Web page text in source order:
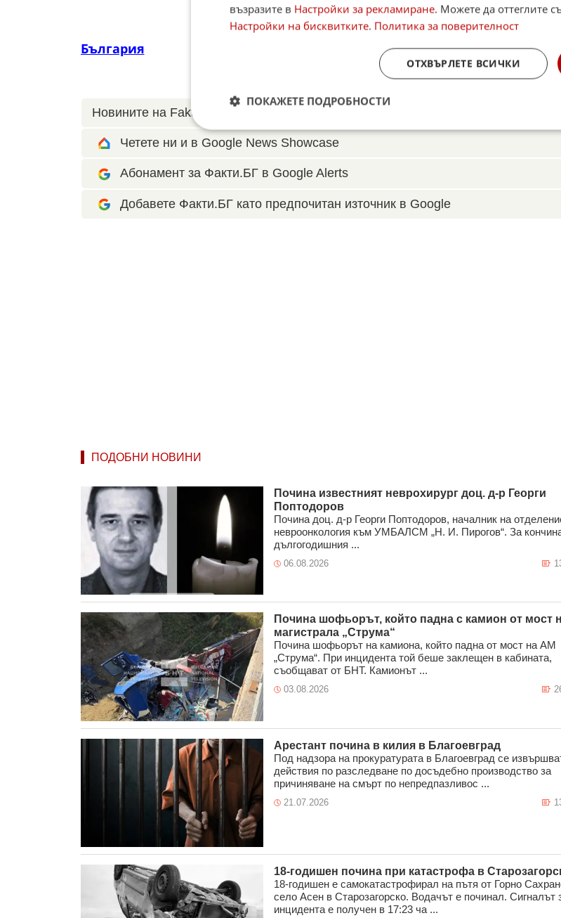
България
Поставете оценка: ☆
☆
☆
Новините на Fakti.bg – във
Четете ни и в Google News Showcase
Абонамент за Факти.БГ в Google Alerts
Добавете Факти.БГ като предпочитан източник в Google
ПОДОБНИ НОВИНИ
Почина известният неврохирург доц. д-р Георги
Поптодоров
Почина доц. д-р Георги Поптодоров, началник на
невроонкология към УМБАЛСМ „Н. И. Пирогов“. За
дългогодишния ...
06.08.2026
Почина шофьорът, който падна с камион от мост
магистрала „Струма“
Почина шофьорът на камиона, който падна от мост на АМ
„Струма“. При инцидента той беше заклещен в кабината,
съобщават от БНТ. Камионът ...
03.08.2026
Арестант почина в килия в Благоевград
Под надзора на прокуратурата в Благоевград се
действия по разследване по досъдебно производство за
причиняване на смърт по непредпазливос ...
21.07.2026
18-годишен почина при катастрофа в
18-годишен е самокатастрофирал на пътя от Горно
село Асен в Старозагорско. Водачът е починал. Сигналът
инцидента е получен в 17:23 ча ...
възразите в Настройки за рекламиране. Можете да оттеглите
Настройки на бисквитките. Политика за поверителност
ОТХВЪРЛЕТЕ ВСИЧКИ
ПОКАЖЕТЕ ПОДРОБНОСТИ